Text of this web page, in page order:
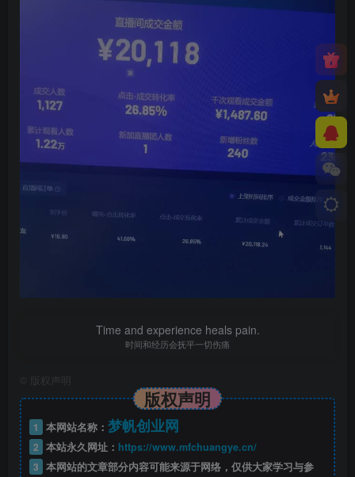
Time and experience heals pain.
时间和经历会抚平一切伤痛
版权声明
版权声明
1 本网站名称： 梦帆创业网
2 本站永久网址： https://www.mfchuangye.cn/
3 本网站的文章部分内容可能来源于网络，仅供大家学习与参